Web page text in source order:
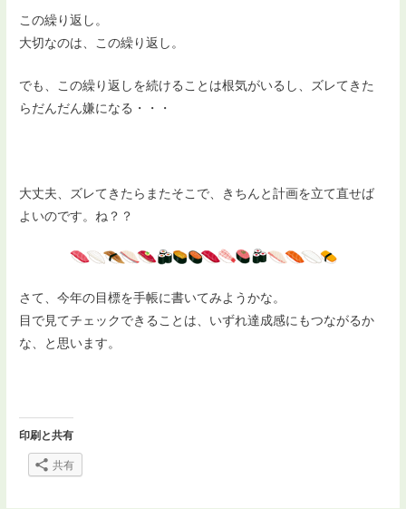
この繰り返し。
大切なのは、この繰り返し。
でも、この繰り返しを続けることは根気がいるし、ズレてきた
らだんだん嫌になる・・・
大丈夫、ズレてきたらまたそこで、きちんと計画を立て直せば
よいのです。ね？？
さて、今年の目標を手帳に書いてみようかな。
目で見てチェックできることは、いずれ達成感にもつながるか
な、と思います。
印刷と共有
共有